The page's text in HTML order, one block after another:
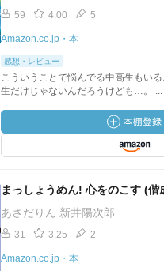
59 4.00 5
Amazon.co.jp・本
感想・レビュー
こういうことで悩んでる中高生もい
生だけじゃないんだろうけども…。 ...
まっしょうめん! 心をのこす (偕
あさだりん 新井陽次郎
31 3.25 2
Amazon.co.jp・本